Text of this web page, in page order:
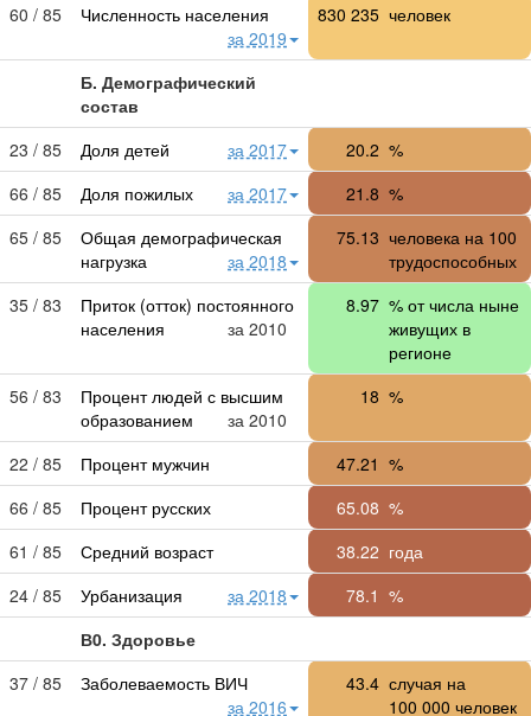
60 / 85
Численность населения
за 2019
830 235 человек
Б. Демографический
состав
23 / 85
Доля детей за 2017 20.2 %
66 / 85
Доля пожилых за 2017 21.8 %
65 / 85
Общая демографическая
нагрузка
за 2018
75.13 человека на 100
трудоспособных
35 / 83
Приток (отток) постоянного
населения
за 2010
8.97 % от числа ныне
живущих в
регионе
56 / 83
Процент людей с высшим
образованием
за 2010
18 %
22 / 85 Процент мужчин 47.21 %
66 / 85
Процент русских 65.08 %
61 / 85
Средний возраст 38.22 года
24 / 85
Урбанизация за 2018 78.1 %
В0. Здоровье
37 / 85
Заболеваемость ВИЧ
за 2016
43.4 случая на
100 000 человек